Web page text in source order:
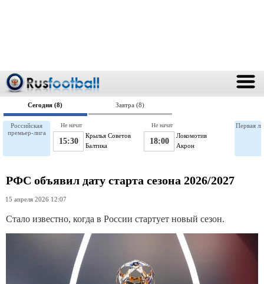
Сегодня (8) Завтра (8)
Российская
премьер-лига
Крылья Советов
15:30 Балтика
Не начат
Локомотив
18:00 Акрон
Не начат Первая
РФС объявил дату старта сезона 2026/2027
15 апреля 2026 12:07
Стало известно, когда в России стартует новый сезон.